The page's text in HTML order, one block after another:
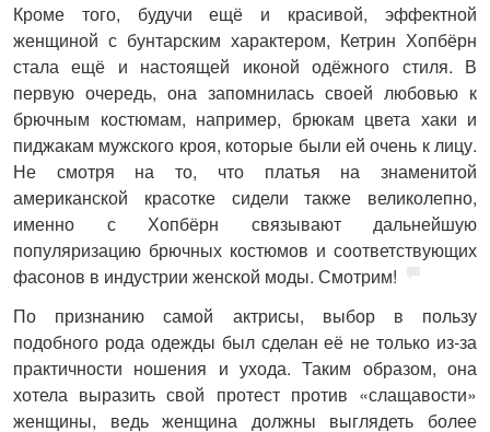
Кроме того, будучи ещё и красивой, эффектной
женщиной с бунтарским характером, Кетрин Хопбёрн
стала ещё и настоящей иконой одёжного стиля. В
первую очередь, она запомнилась своей любовью к
брючным костюмам, например, брюкам цвета хаки и
пиджакам мужского кроя, которые были ей очень к лицу.
Не смотря на то, что платья на знаменитой
американской красотке сидели также великолепно,
именно с Хопбёрн связывают дальнейшую
популяризацию брючных костюмов и соответствующих
фасонов в индустрии женской моды. Смотрим!
По признанию самой актрисы, выбор в пользу
подобного рода одежды был сделан её не только из-за
практичности ношения и ухода. Таким образом, она
хотела выразить свой протест против «слащавости»
женщины, ведь женщина должны выглядеть более